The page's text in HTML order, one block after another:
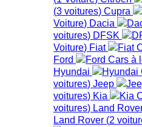
(3 voitures) Cupra
Voiture) Dacia
voitures) DFSK
Voiture) Fiat
Ford
Hyundai
voitures) Jeep
voitures) Kia
voitures) Land
Land Rover (2